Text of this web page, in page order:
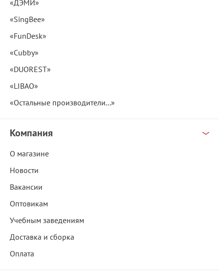
«ДЭМИ»
«SingBee»
«FunDesk»
«Cubby»
«DUOREST»
«LIBAO»
«Остальные производители...»
Компания
О магазине
Новости
Вакансии
Оптовикам
Учебным заведениям
Доставка и сборка
Оплата